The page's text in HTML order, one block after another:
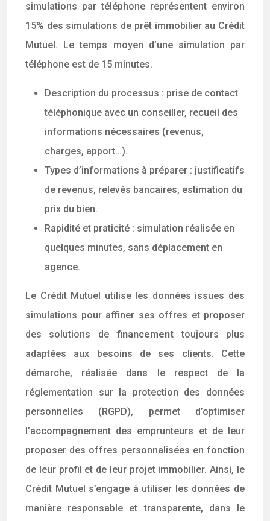
simulations par téléphone représentent environ
15% des simulations de prêt immobilier au Crédit
Mutuel. Le temps moyen d’une simulation par
téléphone est de 15 minutes.
Description du processus : prise de contact
téléphonique avec un conseiller, recueil des
informations nécessaires (revenus,
charges, apport…).
Types d’informations à préparer : justificatifs
de revenus, relevés bancaires, estimation du
prix du bien.
Rapidité et praticité : simulation réalisée en
quelques minutes, sans déplacement en
agence.
Le Crédit Mutuel utilise les données issues des
simulations pour affiner ses offres et proposer
des solutions definancementtoujours plus
adaptées aux besoins de ses clients. Cette
démarche, réalisée dans le respect de la
réglementation sur la protection des données
personnelles (RGPD), permet d’optimiser
l’accompagnement des emprunteurs et de leur
proposer des offres personnalisées en fonction
de leur profil et de leur projet immobilier. Ainsi, le
Crédit Mutuel s’engage à utiliser les données de
manière responsable et transparente, dans le